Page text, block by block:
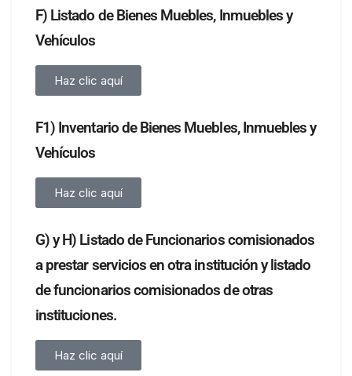
F) Listado de Bienes Muebles, Inmuebles y
Vehículos
Haz clic aquí
F1) Inventario de Bienes Muebles, Inmuebles y
Vehículos
Haz clic aquí
G) y H) Listado de Funcionarios comisionados
a prestar servicios en otra institución y listado
de funcionarios comisionados de otras
instituciones.
Haz clic aquí